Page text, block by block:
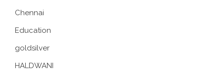
Chennai
Education
goldsilver
HALDWANI